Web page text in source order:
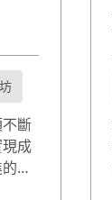
斷
成
技